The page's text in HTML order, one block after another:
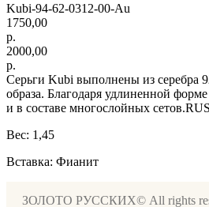
Kubi-94-62-0312-00-Au
1750,00
р.
2000,00
р.
Серьги Kubi выполнены из серебра
образа. Благодаря удлиненной
и в составе многослойных
Вес: 1,45
Вставка: Фианит
ЗОЛОТО РУССКИХ© All rights